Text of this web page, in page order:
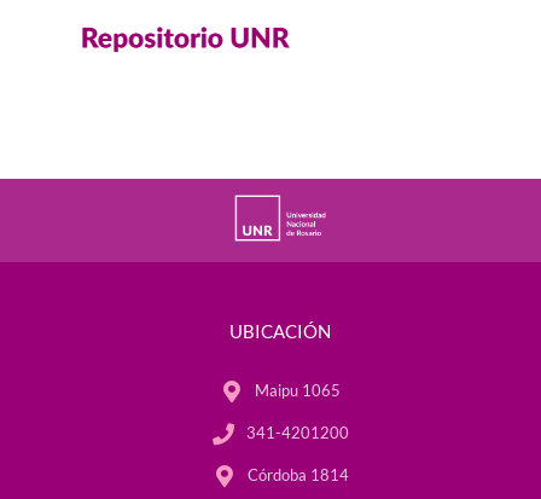
UBICACIÓN
Maipu 1065
341-4201200
Córdoba 1814